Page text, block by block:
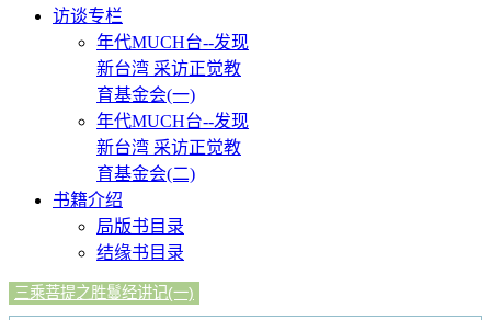
访谈专栏
年代MUCH台--发现
新台湾 采访正觉教
育基金会(一)
年代MUCH台--发现
新台湾 采访正觉教
育基金会(二)
书籍介绍
局版书目录
结缘书目录
三乘菩提之胜鬘经讲记(一)